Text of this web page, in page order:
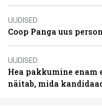
UUDISED
Coop Panga uus
UUDISED
Hea pakkumine
näitab, mida